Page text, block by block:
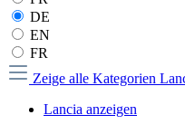
DE
EN
FR
Zeige alle Kategorien
Lancia anzeigen